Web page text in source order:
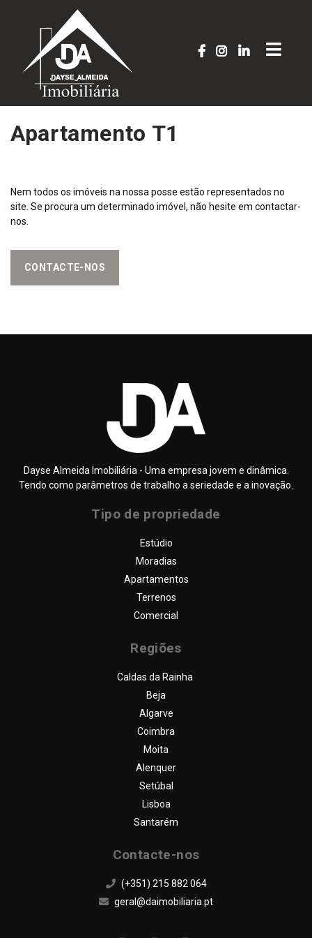
DAYSE ALMEIDA – IMOBILIÁRIA
PROPRIEDADES
SERVIÇOS
FAQ
Apartamento T1
Nem todos os imóveis na nossa posse estão representados no
site. Se procura um determinado imóvel, não hesite em contactar-
nos.
CONTACTE-NOS
Dayse Almeida Imobiliária - Uma empresa jovem e dinâmica.
Tendo como parâmetros de trabalho a seriedade e a inovação.
Tipo de propriedade
Estúdio
Moradias
Apartamentos
Terrenos
Comercial
Regiões
Caldas da Rainha
Beja
Algarve
Coimbra
Moita
Alenquer
Setúbal
Lisboa
Santarém
Contacte-nos
(+351) 215 882 064
geral@daimobiliaria.pt